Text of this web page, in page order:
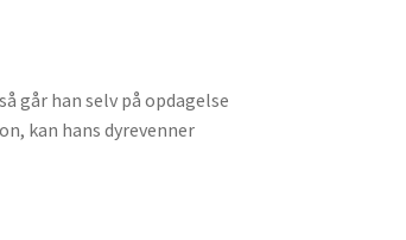
går han selv på opdagelse
kan hans dyrevenner